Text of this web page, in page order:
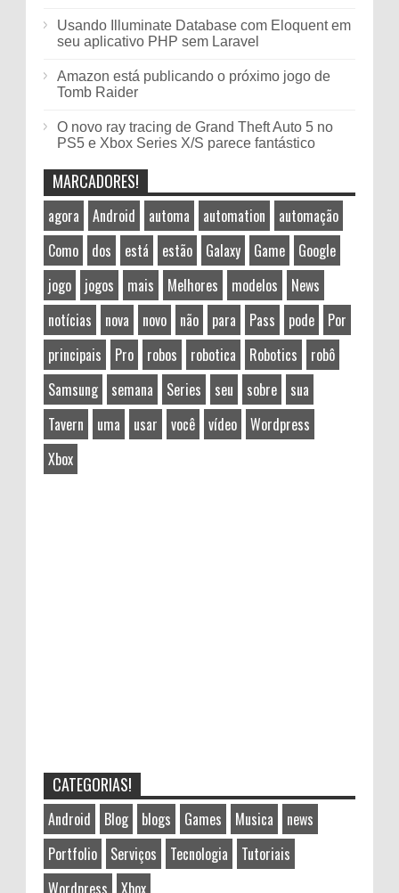
Usando Illuminate Database com Eloquent em
seu aplicativo PHP sem Laravel
Amazon está publicando o próximo jogo de
Tomb Raider
O novo ray tracing de Grand Theft Auto 5 no
PS5 e Xbox Series X/S parece fantástico
MARCADORES!
agora Android automa automation
automação
Como
dos está estão Galaxy Game
Google
jogo
jogos mais Melhores modelos
News
notícias
nova novo não para Pass pode
Por
principais
Pro robos robotica Robotics
robô
Samsung
semana Series seu sobre
sua
Tavern
uma usar você vídeo
Wordpress
Xbox
CATEGORIAS!
Android Blog blogs Games Musica
news
Portfolio
Serviços Tecnologia
Tutoriais